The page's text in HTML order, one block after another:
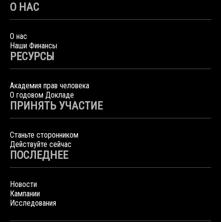
О НАС
О нас
Наши Финансы
РЕСУРСЫ
Академия прав человека
О годовом Докладе
ПРИНЯТЬ УЧАСТИЕ
Станьте сторонником
Действуйте сейчас
ПОСЛЕДНЕЕ
Новости
Кампании
Исследования